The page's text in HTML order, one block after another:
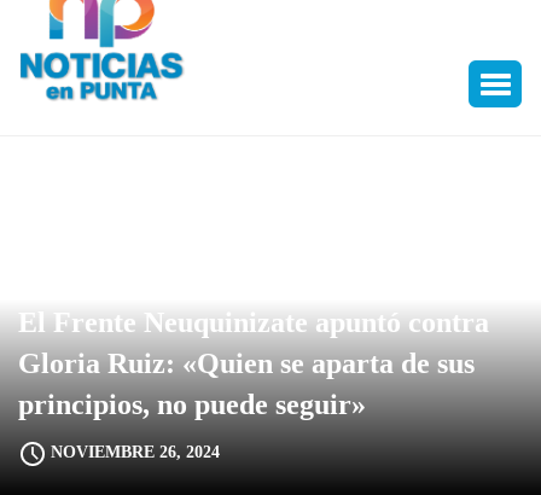
El Frente Neuquinizate apuntó contra
Gloria Ruiz: «Quien se aparta de sus
principios, no puede seguir»
NOVIEMBRE 26, 2024